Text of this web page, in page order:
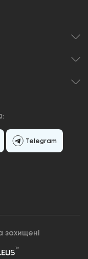
Telegram
захищені